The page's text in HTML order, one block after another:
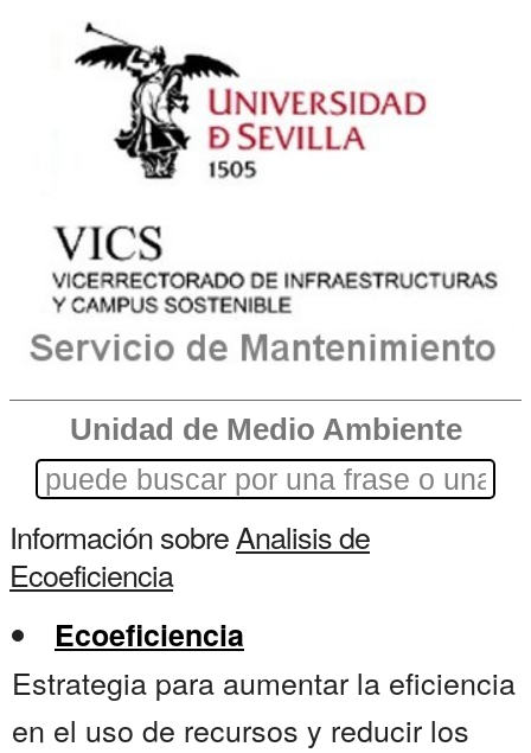
Unidad de Medio Ambiente
Información sobreAnalisis de
Ecoeficiencia
Ecoeficiencia
Estrategia para aumentar la eficiencia
en el uso de recursos y reducir los